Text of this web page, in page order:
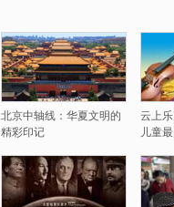
北京中轴线：华夏文明的
精彩印记
云上
儿童